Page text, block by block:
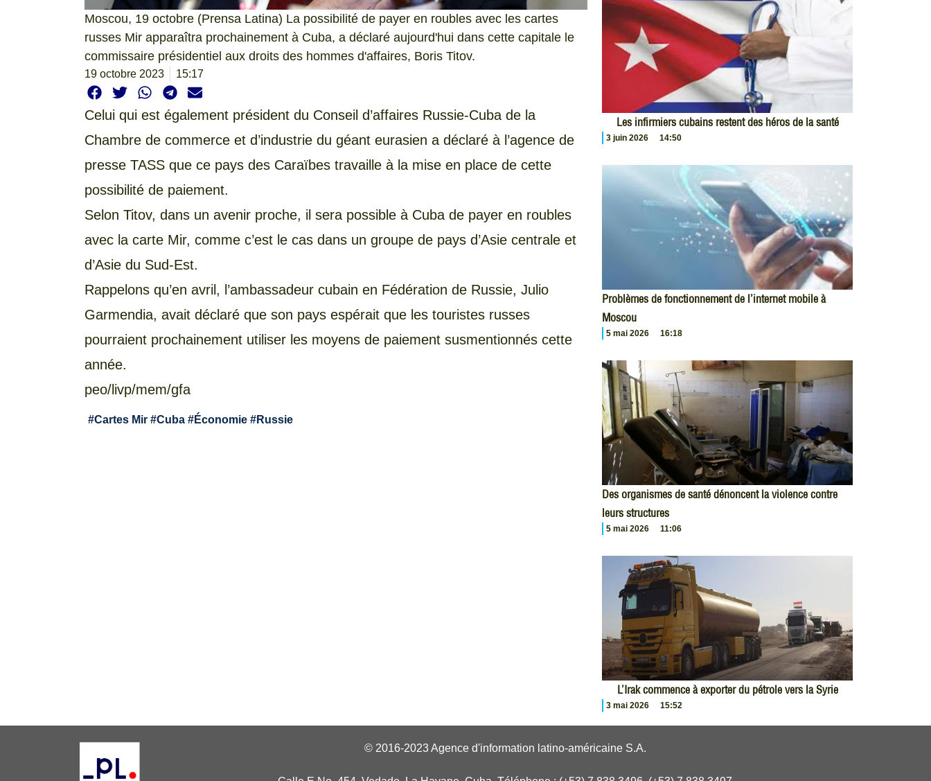
Moscou, 19 octobre (Prensa Latina) La possibilité de payer en roubles avec les cartes
russes Mir apparaîtra prochainement à Cuba, a déclaré aujourd'hui dans cette capitale le
commissaire présidentiel aux droits des hommes d'affaires, Boris Titov.
19 octobre 2023 15:17
Celui qui est également président du Conseil d’affaires Russie-Cuba de la
Chambre de commerce et d’industrie du géant eurasien a déclaré à l’agence de
presse TASS que ce pays des Caraïbes travaille à la mise en place de cette
possibilité de paiement.
Selon Titov, dans un avenir proche, il sera possible à Cuba de payer en roubles
avec la carte Mir, comme c’est le cas dans un groupe de pays d’Asie centrale et
d’Asie du Sud-Est.
Rappelons qu’en avril, l’ambassadeur cubain en Fédération de Russie, Julio
Garmendia, avait déclaré que son pays espérait que les touristes russes
pourraient prochainement utiliser les moyens de paiement susmentionnés cette
année.
peo/livp/mem/gfa
#Cartes Mir #Cuba #Économie #Russie
Les infirmiers cubains restent des héros de la santé
3 juin 2026 14:50
Problèmes de fonctionnement de l’internet mobile à
Moscou
5 mai 2026 16:18
Des organismes de santé dénoncent la violence contre
leurs structures
5 mai 2026 11:06
L’Irak commence à exporter du pétrole vers la Syrie
3 mai 2026 15:52
© 2016-2023 Agence d'information latino-américaine S.A.